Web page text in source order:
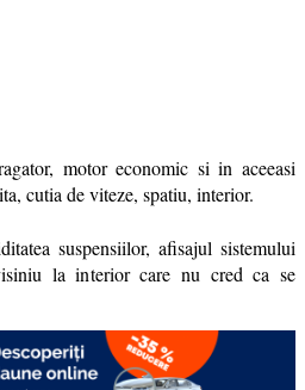
motor economic si in aceeasi
cutia de viteze, spatiu, interior.
suspensiilor, afisajul sistemului
la interior care nu cred ca se